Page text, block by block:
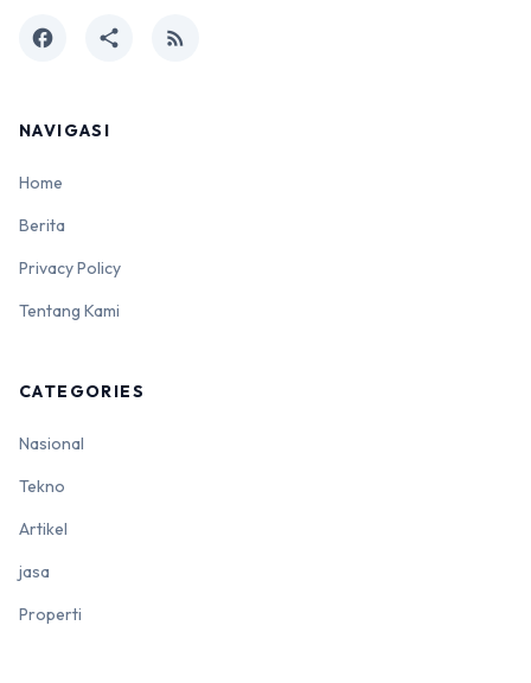
facebook share rss_feed
NAVIGASI
Home
Berita
Privacy Policy
Tentang Kami
CATEGORIES
Nasional
Tekno
Artikel
jasa
Properti